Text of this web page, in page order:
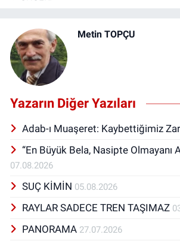
Metin TOPÇU
Yazarın Diğer Yazıları
Adab-ı Muaşeret: Kaybettiğimiz
“En Büyük Bela, Nasipte Olmayanı
07.08.2026
SUÇ KİMİN 05.08.2026
RAYLAR SADECE TREN TAŞIMAZ
PANORAMA 27.07.2026